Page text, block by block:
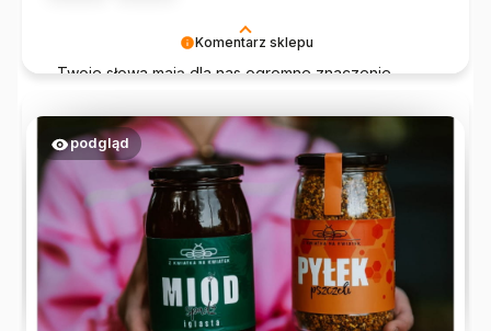
Komentarz sklepu
Twoje słowa mają dla nas ogromne znaczenie.
będą gościć u Ciebie częściej!
podgląd